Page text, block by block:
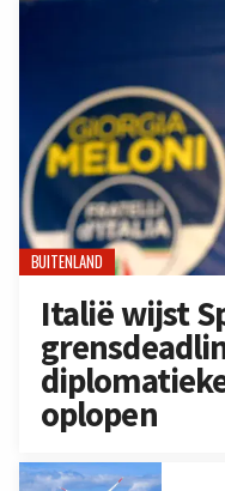
BUITENLAND
Italië wijst
oplopen